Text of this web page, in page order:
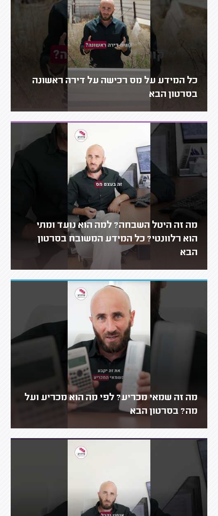
כל המידע על מס רכישה על דירה ראשונה
בסרטון הבא
מה זה היטל השבחה? למה הוא נועד ומתי
הוא רלוונטי? כל המידע המשובח בסרטון
הבא
מה זה שמאי מכריע? לפי מה הוא מכריע ועל
מה? בסרטון הבא